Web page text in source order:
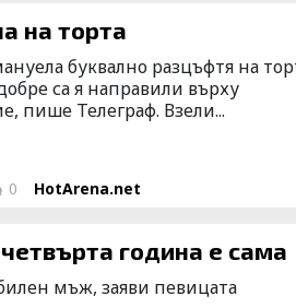
на торта
буквално разцъфтя на
са я направили върху
пише Телеграф. Взели...
0 HotArena.net
Емануела вече четвърта година е сама
мъж, заяви певицата